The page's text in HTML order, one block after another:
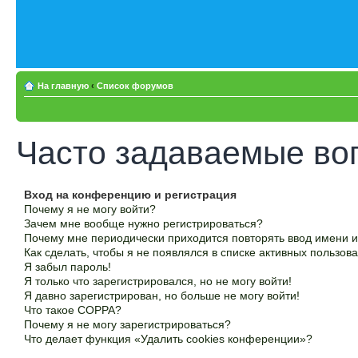
На главную ‹ Список форумов
Часто задаваемые
Вход на конференцию и регистрация
Почему я не могу войти?
Зачем мне вообще нужно регистрироваться?
Почему мне периодически приходится повторять ввод имени
Как сделать, чтобы я не появлялся в списке активных
Я забыл пароль!
Я только что зарегистрировался, но не могу войти!
Я давно зарегистрирован, но больше не могу войти!
Что такое COPPA?
Почему я не могу зарегистрироваться?
Что делает функция «Удалить cookies конференции»?